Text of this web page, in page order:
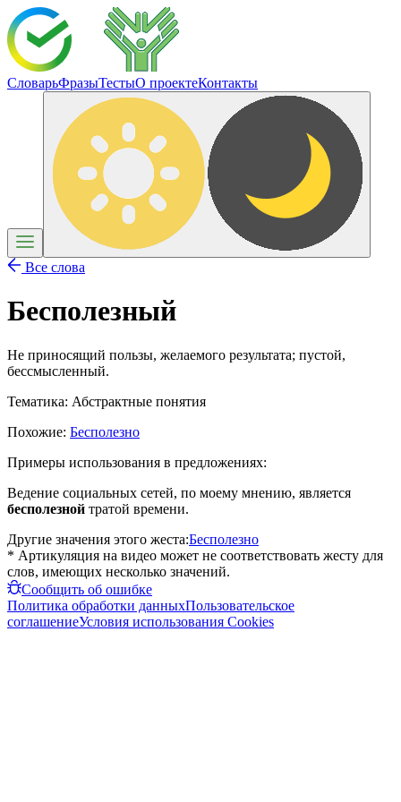
СловарьФразыТестыО проектеКонтакты
Все слова
Бесполезный
Не приносящий пользы, желаемого результата; пустой,
бессмысленный.
Тематика: Абстрактные понятия
Похожие: Бесполезно
Примеры использования в предложениях:
Ведение социальных сетей, по моему мнению, является
бесполезной тратой времени.
Другие значения этого жеста:Бесполезно
* Артикуляция на видео может не соответствовать жесту для
слов, имеющих несколько значений.
Сообщить об ошибке
Политика обработки данныхПользовательское
соглашениеУсловия использования Cookies